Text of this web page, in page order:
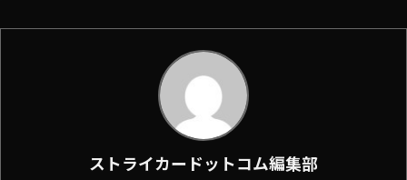
ストライカードットコム編集部